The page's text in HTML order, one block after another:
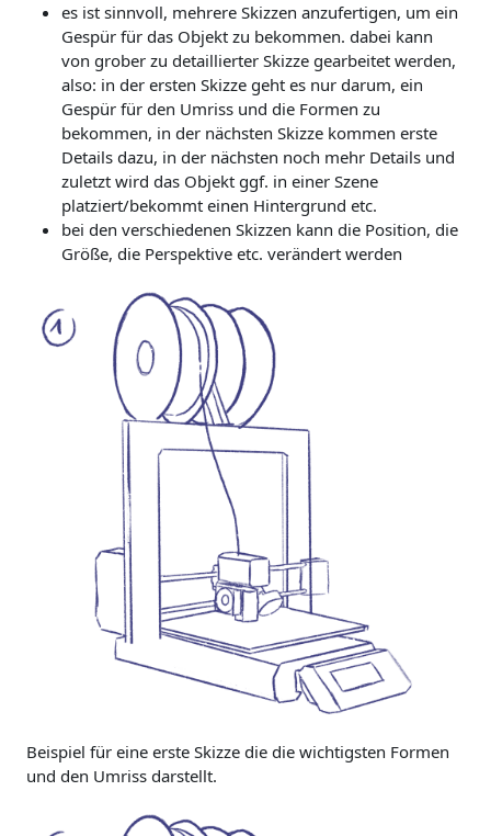
es ist sinnvoll, mehrere Skizzen anzufertigen, um ein
Gespür für das Objekt zu bekommen. dabei kann
von grober zu detaillierter Skizze gearbeitet werden,
also: in der ersten Skizze geht es nur darum, ein
Gespür für den Umriss und die Formen zu
bekommen, in der nächsten Skizze kommen erste
Details dazu, in der nächsten noch mehr Details und
zuletzt wird das Objekt ggf. in einer Szene
platziert/bekommt einen Hintergrund etc.
bei den verschiedenen Skizzen kann die Position, die
Größe, die Perspektive etc. verändert werden
Beispiel für eine erste Skizze die die wichtigsten Formen
und den Umriss darstellt.